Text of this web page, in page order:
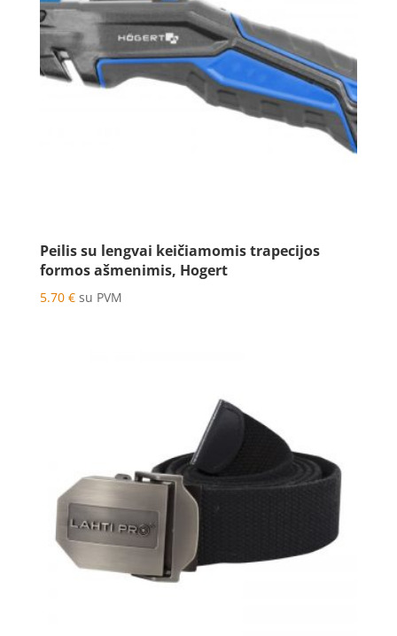
Peilis su lengvai keičiamomis trapecijos
formos ašmenimis, Hogert
5.70 € su PVM